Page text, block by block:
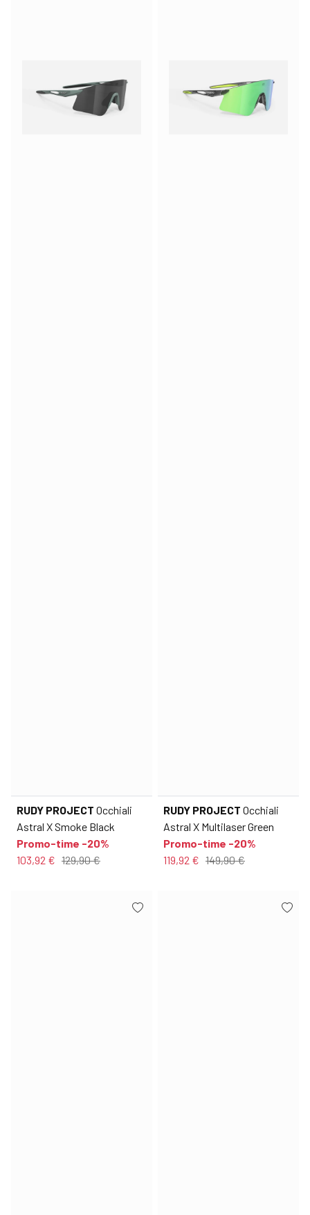
RUDY PROJECT Occhiali
Astral X Smoke Black
Promo-time -20%
103,92 € 129,90 €
RUDY PROJECT Occhiali
Astral X Multilaser Green
Promo-time -20%
119,92 € 149,90 €